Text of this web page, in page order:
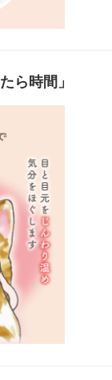
ら時間」